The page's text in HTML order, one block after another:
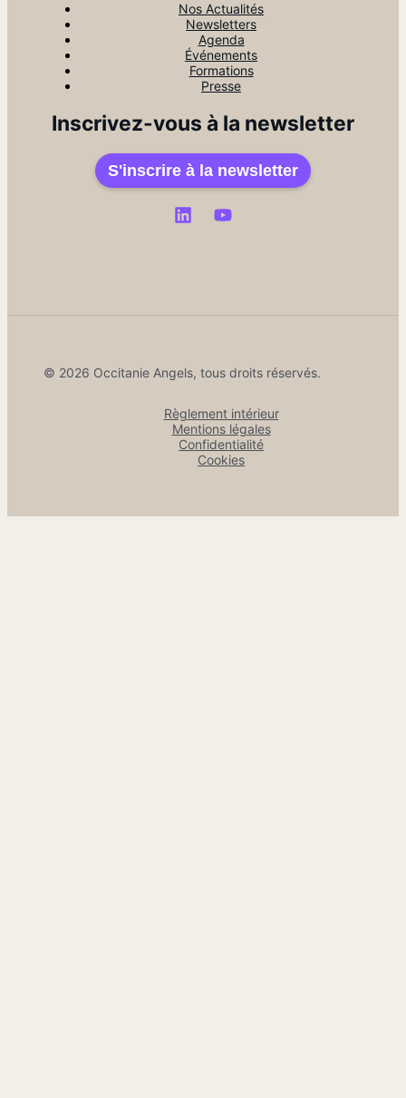
Nos Actualités
Newsletters
Agenda
Événements
Formations
Presse
Inscrivez-vous à la newsletter
S'inscrire à la newsletter
© 2026 Occitanie Angels, tous droits réservés.
Règlement intérieur
Mentions légales
Confidentialité
Cookies